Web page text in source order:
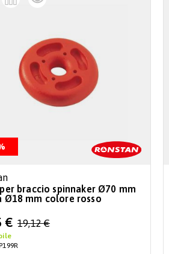
braccio spinnaker Ø70 mm
Ø18 mm colore rosso
€ 19,12 €